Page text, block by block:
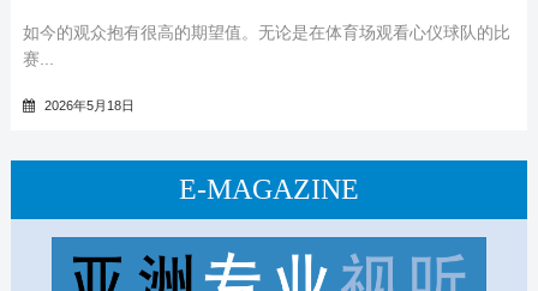
如今的观众抱有很高的期望值。无论是在体育场观看心仪球队的比
赛...
2026年5月18日
E-MAGAZINE